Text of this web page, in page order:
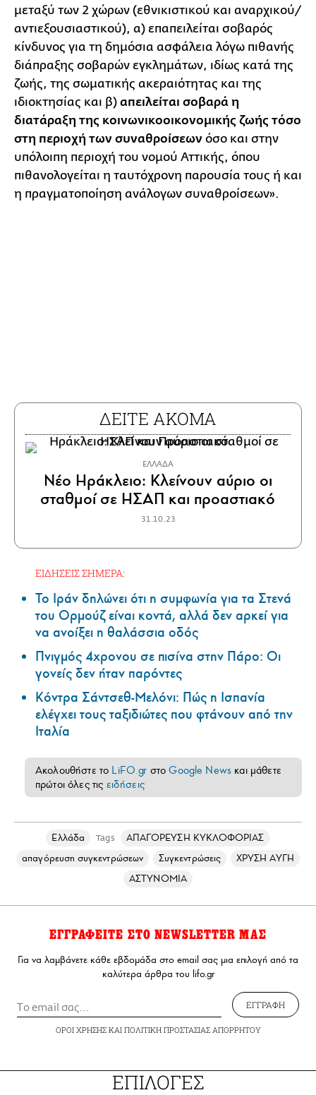
μεταξύ των 2 χώρων (εθνικιστικού και αναρχικού/
αντιεξουσιαστικού), α) επαπειλείται σοβαρός
κίνδυνος για τη δημόσια ασφάλεια λόγω πιθανής
διάπραξης σοβαρών εγκλημάτων, ιδίως κατά της
ζωής, της σωματικής ακεραιότητας και της
ιδιοκτησίας και β) απειλείται σοβαρά η
διατάραξη της κοινωνικοοικονομικής ζωής τόσο
στη περιοχή των συναθροίσεων όσο και στην
υπόλοιπη περιοχή του νομού Αττικής, όπου
πιθανολογείται η ταυτόχρονη παρουσία τους ή και
η πραγματοποίηση ανάλογων συναθροίσεων».
ΔΕΙΤΕ ΑΚΟΜΑ
ΕΛΛΑΔΑ
Νέο Ηράκλειο: Κλείνουν αύριο οι
σταθμοί σε ΗΣΑΠ και προαστιακό
31.10.23
ΕΙΔΗΣΕΙΣ ΣΗΜΕΡΑ:
Το Ιράν δηλώνει ότι η συμφωνία για τα Στενά
του Ορμούζ είναι κοντά, αλλά δεν αρκεί για
να ανοίξει η θαλάσσια οδός
Πνιγμός 4χρονου σε πισίνα στην Πάρο: Οι
γονείς δεν ήταν παρόντες
Κόντρα Σάντσεθ-Μελόνι: Πώς η Ισπανία
ελέγχει τους ταξιδιώτες που φτάνουν από την
Ιταλία
Ακολουθήστε το LiFO.gr στοGoogle News και μάθετε
πρώτοι όλες τις ειδήσεις
Ελλάδα Tags
ΑΠΑΓΟΡΕΥΣΗ ΚΥΚΛΟΦΟΡΙΑΣ
απαγόρευση συγκεντρώσεων
Συγκεντρώσεις
ΧΡΥΣΗ ΑΥΓΗ
ΑΣΤΥΝΟΜΙΑ
ΕΓΓΡΑΦΕΙΤΕ ΣΤΟ NEWSLETTER ΜΑΣ
Για να λαμβάνετε κάθε εβδομάδα στο email σας μια επιλογή από τα
καλύτερα άρθρα του lifo.gr
ΕΓΓΡΑΦΗ
ΟΡΟΙ ΧΡΗΣΗΣΚΑΙ ΠΟΛΙΤΙΚΗ ΠΡΟΣΤΑΣΙΑΣ ΑΠΟΡΡΗΤΟΥ
ΕΠΙΛΟΓΕΣ